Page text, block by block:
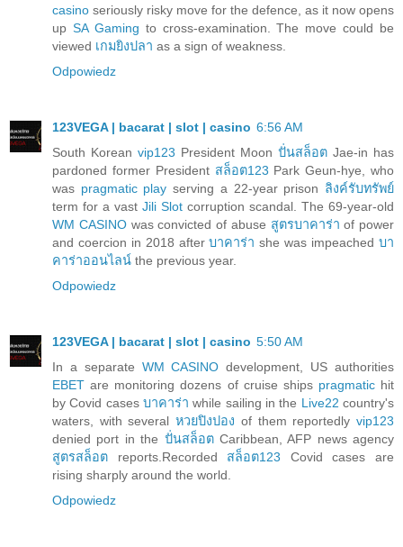
casino seriously risky move for the defence, as it now opens
up SA Gaming to cross-examination. The move could be
viewed เกมยิงปลา as a sign of weakness.
Odpowiedz
123VEGA | bacarat | slot | casino 6:56 AM
South Korean vip123 President Moon ปั่นสล็อต Jae-in has
pardoned former President สล็อต123 Park Geun-hye, who
was pragmatic play serving a 22-year prison ลิงค์รับทรัพย์
term for a vast Jili Slot corruption scandal. The 69-year-old
WM CASINOwas convicted of abuse สูตรบาคาร่า of power
and coercion in 2018 afterบาคาร่า she was impeachedบา
คาร่าออนไลน์ the previous year.
Odpowiedz
123VEGA | bacarat | slot | casino 5:50 AM
In a separate WM CASINO development, US authorities
EBET are monitoring dozens of cruise ships pragmatichit
by Covid cases บาคาร่า while sailing in the Live22 country's
waters, with severalหวยปิงปอง of them reportedlyvip123
denied port in the ปั่นสล็อตCaribbean, AFP news agency
สูตรสล็อต reports.Recorded สล็อต123 Covid cases are
rising sharply around the world.
Odpowiedz